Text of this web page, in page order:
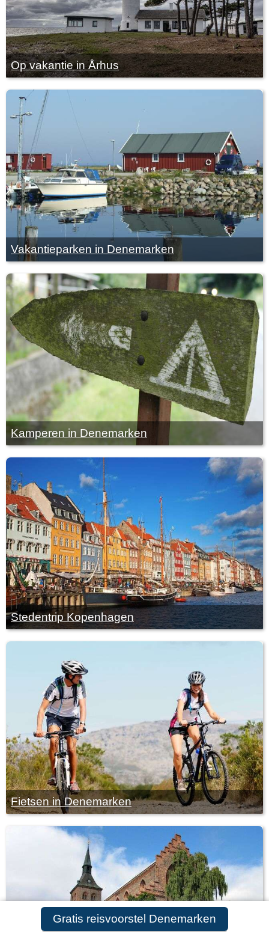
Gratis reisvoorstel Denemarken
Op vakantie in Århus
Vakantieparken in Denemarken
Kamperen in Denemarken
Stedentrip Kopenhagen
Fietsen in Denemarken